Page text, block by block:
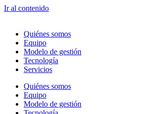
Ir al contenido
Quiénes somos
Equipo
Modelo de gestión
Tecnología
Servicios
Quiénes somos
Equipo
Modelo de gestión